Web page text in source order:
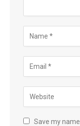
Save my